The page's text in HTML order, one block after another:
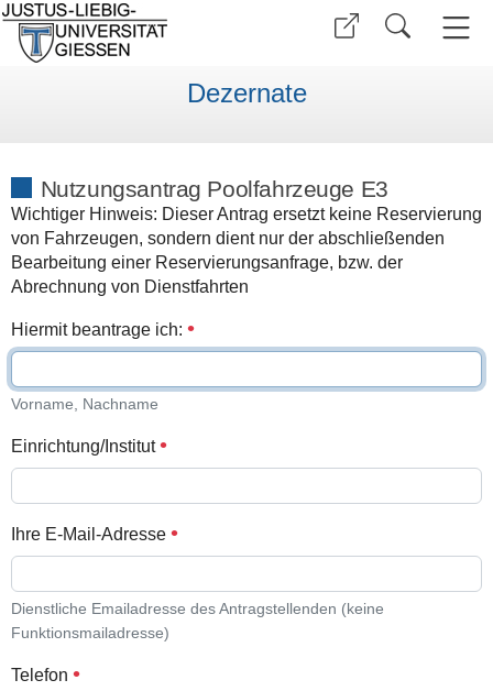
Dezernate
Nutzungsantrag Poolfahrzeuge E3
Wichtiger Hinweis: Dieser Antrag ersetzt keine Reservierung
von Fahrzeugen, sondern dient nur der abschließenden
Bearbeitung einer Reservierungsanfrage, bzw. der
Abrechnung von Dienstfahrten
Hiermit beantrage ich:
Vorname, Nachname
Einrichtung/Institut
Ihre E-Mail-Adresse
Dienstliche Emailadresse des Antragstellenden (keine
Funktionsmailadresse)
Telefon